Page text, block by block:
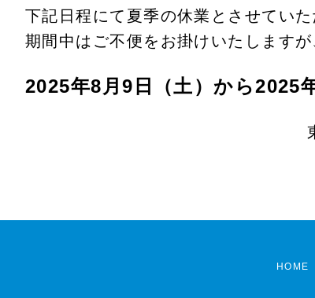
下記日程にて夏季の休業とさせていた
期間中はご不便をお掛けいたします
2025年8月9日（土）から2025
東洋
HOME